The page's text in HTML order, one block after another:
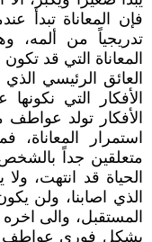
فإن المعاناة تبدأ
تدريجياً من ألمه،
المعاناة التي قد
العائق الرئيسي
الأفكار التي
الأفكار تولد
استمرار
متعلقين جداً بالشخص
الحياة قد انتهت،
الذي اصابنا، ولن
المستقبل، والى
بشكل فوري عواطف